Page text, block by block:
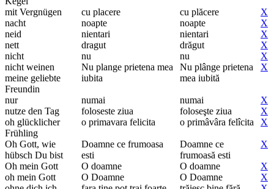
mit Vergnügen cu placere cu plăcere
X
nacht
noapte noapte
X
neid
nientari nientari
X
nett
dragut drăgut
X
nicht
nu nu
X
nicht weinen
meine geliebte
Freundin
Nu plange prietena mea
iubita
Nu plânge prietena
mea iubită
X
nur numai numai
X
nutze den Tag
foloseste ziua foloseşte ziua
X
oh glücklicher
Frühling
o primavara felicita o primâvâra felîcita X
Oh Gott, wie
hübsch Du bist
Doamne ce frumoasa
esti
Doamne ce
frumoasă esti
X
Oh mein Gott O doamne O doamne
X
oh mein Gott
O Doamne O Doamne
X